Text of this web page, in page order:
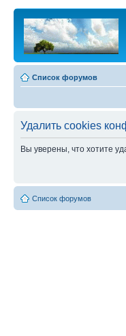
Список форумов
Удалить cookies
Вы уверены, что хотите
Список форумов